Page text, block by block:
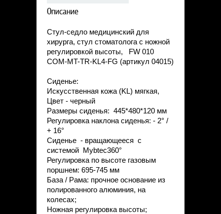
Описание
Стул-седло медицинский для
хирурга, стул стоматолога с ножной
регулировкой высоты, FW 010
COM-MT-TR-KL4-FG (артикул 04015)
Сиденье:
Искусственная кожа (KL) мягкая,
Цвет - черный
Размеры сиденья: 445*480*120 мм
Регулировка наклона сиденья: - 2° /
+ 16°
Сиденье - вращающееся с
системой Mybtec360°
Регулировка по высоте газовым
поршнем: 695-745 мм
База / Рама: прочное основание из
полированного алюминия, на
колесах;
Ножная регулировка высоты;